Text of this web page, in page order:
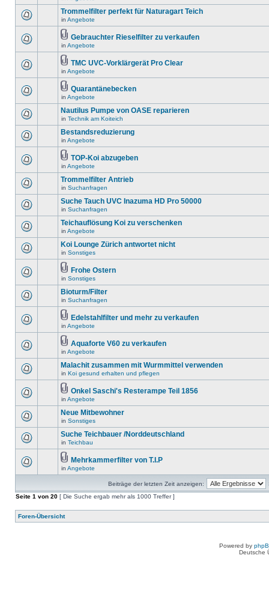
Trommelfilter perfekt für Naturagart Teich
in Angebote
Gebrauchter Rieselfilter zu verkaufen
in Angebote
TMC UVC-Vorklärgerät Pro Clear
in Angebote
Quarantänebecken
in Angebote
Nautilus Pumpe von OASE reparieren
in Technik am Koiteich
Bestandsreduzierung
in Angebote
TOP-Koi abzugeben
in Angebote
Trommelfilter Antrieb
in Suchanfragen
Suche Tauch UVC Inazuma HD Pro 50000
in Suchanfragen
Teichauflösung Koi zu verschenken
in Angebote
Koi Lounge Zürich antwortet nicht
in Sonstiges
Frohe Ostern
in Sonstiges
Bioturm/Filter
in Suchanfragen
Edelstahlfilter und mehr zu verkaufen
in Angebote
Aquaforte V60 zu verkaufen
in Angebote
Malachit zusammen mit Wurmmittel verwenden
in Koi gesund erhalten und pflegen
Onkel Saschi's Resterampe Teil 1856
in Angebote
Neue Mitbewohner
in Sonstiges
Suche Teichbauer /Norddeutschland
in Teichbau
Mehrkammerfilter von T.I.P
in Angebote
Beiträge der letzten Zeit anzeigen:
Seite 1 von 20 [ Die Suche ergab mehr als 1000 Treffer ]
Foren-Übersicht
Powered by
Deutsche